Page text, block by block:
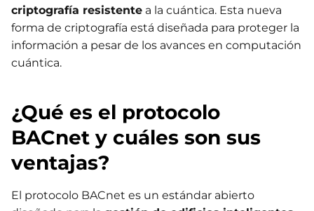
criptografía resistente a la cuántica. Esta nueva
forma de criptografía está diseñada para proteger la
información a pesar de los avances en computación
cuántica.
¿Qué es el protocolo
BACnet y cuáles son sus
ventajas?
El protocolo BACnet es un estándar abierto